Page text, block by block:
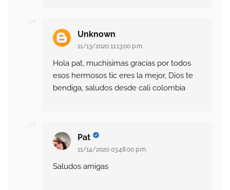
Unknown
11/13/2020 11:13:00 p.m.
Hola pat, muchisimas gracias por todos
esos hermosos tic eres la mejor, Dios te
bendiga, saludos desde cali colombia
Pat
11/14/2020 03:48:00 p.m.
Saludos amigas